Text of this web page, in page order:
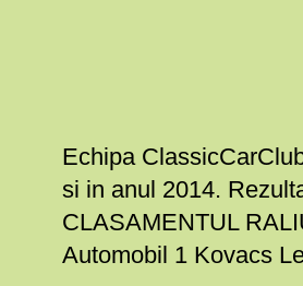
Echipa
si in anul 2014.
CLASAMENTUL
Automobil 1 Kovacs